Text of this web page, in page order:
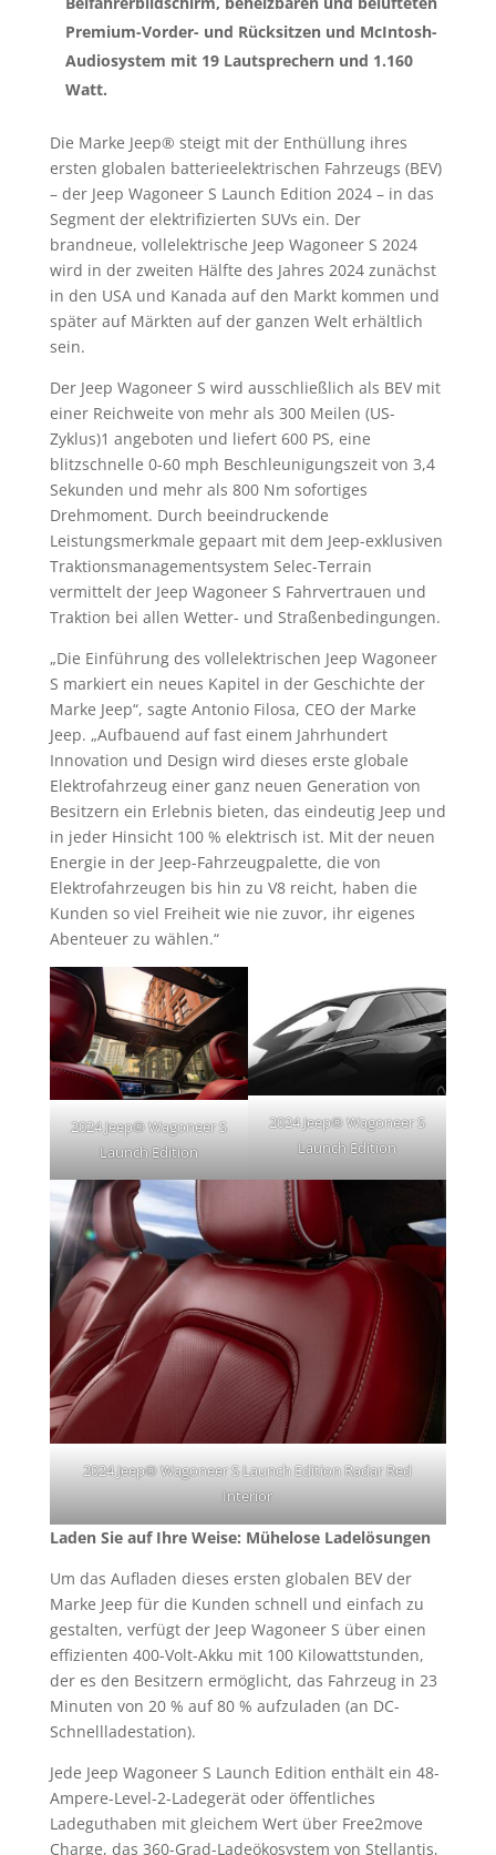
Premium-Vorder- und Rücksitzen und McIntosh-
Audiosystem mit 19 Lautsprechern und 1.160
Watt.
Die Marke Jeep® steigt mit der Enthüllung ihres
ersten globalen batterieelektrischen Fahrzeugs (BEV)
– der Jeep Wagoneer S Launch Edition 2024 – in das
Segment der elektrifizierten SUVs ein. Der
brandneue, vollelektrische Jeep Wagoneer S 2024
wird in der zweiten Hälfte des Jahres 2024 zunächst
in den USA und Kanada auf den Markt kommen und
später auf Märkten auf der ganzen Welt erhältlich
sein.
Der Jeep Wagoneer S wird ausschließlich als BEV mit
einer Reichweite von mehr als 300 Meilen (US-
Zyklus)1 angeboten und liefert 600 PS, eine
blitzschnelle 0-60 mph Beschleunigungszeit von 3,4
Sekunden und mehr als 800 Nm sofortiges
Drehmoment. Durch beeindruckende
Leistungsmerkmale gepaart mit dem Jeep-exklusiven
Traktionsmanagementsystem Selec-Terrain
vermittelt der Jeep Wagoneer S Fahrvertrauen und
Traktion bei allen Wetter- und Straßenbedingungen.
„Die Einführung des vollelektrischen Jeep Wagoneer
S markiert ein neues Kapitel in der Geschichte der
Marke Jeep“, sagte Antonio Filosa, CEO der Marke
Jeep. „Aufbauend auf fast einem Jahrhundert
Innovation und Design wird dieses erste globale
Elektrofahrzeug einer ganz neuen Generation von
Besitzern ein Erlebnis bieten, das eindeutig Jeep und
in jeder Hinsicht 100 % elektrisch ist. Mit der neuen
Energie in der Jeep-Fahrzeugpalette, die von
Elektrofahrzeugen bis hin zu V8 reicht, haben die
Kunden so viel Freiheit wie nie zuvor, ihr eigenes
Abenteuer zu wählen.“
2024 Jeep® Wagoneer S
Launch Edition
2024 Jeep® Wagoneer S
Launch Edition
2024 Jeep® Wagoneer S Launch Edition Radar Red
Interior
Laden Sie auf Ihre Weise: Mühelose Ladelösungen
Um das Aufladen dieses ersten globalen BEV der
Marke Jeep für die Kunden schnell und einfach zu
gestalten, verfügt der Jeep Wagoneer S über einen
effizienten 400-Volt-Akku mit 100 Kilowattstunden,
der es den Besitzern ermöglicht, das Fahrzeug in 23
Minuten von 20 % auf 80 % aufzuladen (an DC-
Schnellladestation).
Jede Jeep Wagoneer S Launch Edition enthält ein 48-
Ampere-Level-2-Ladegerät oder öffentliches
Ladeguthaben mit gleichem Wert über Free2move
Charge, das 360-Grad-Ladeökosystem von Stellantis,